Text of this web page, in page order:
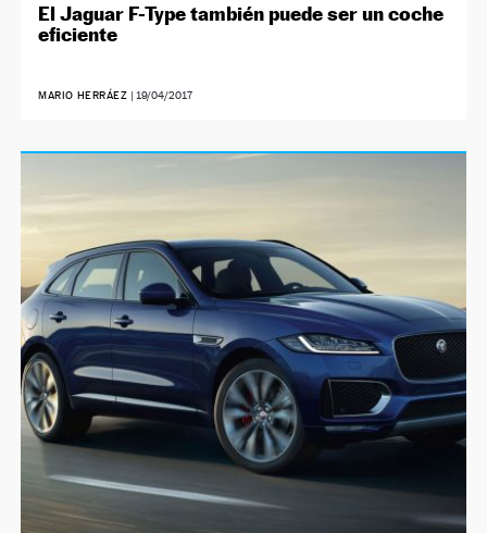
El Jaguar F-Type también puede ser un coche
eficiente
MARIO HERRÁEZ | 19/04/2017